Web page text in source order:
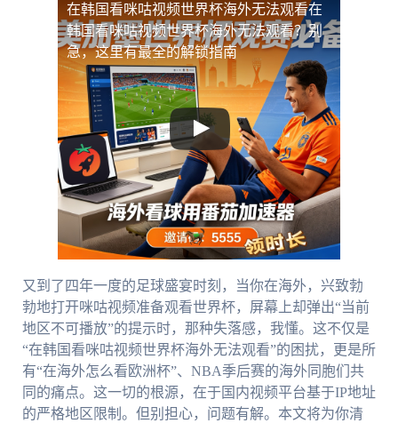
在韩国看咪咕视频世界杯海外无法观看在
韩国看咪咕视频世界杯海外无法观看？别
急，这里有最全的解锁指南
又到了四年一度的足球盛宴时刻，当你在海外，兴致勃
勃地打开咪咕视频准备观看世界杯，屏幕上却弹出“当前
地区不可播放”的提示时，那种失落感，我懂。这不仅是
“在韩国看咪咕视频世界杯海外无法观看”的困扰，更是所
有“在海外怎么看欧洲杯”、NBA季后赛的海外同胞们共
同的痛点。这一切的根源，在于国内视频平台基于IP地址
的严格地区限制。但别担心，问题有解。本文将为你清